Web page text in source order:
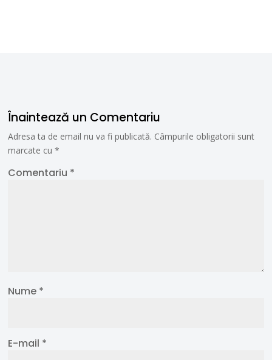
Înaintează un Comentariu
Adresa ta de email nu va fi publicată. Câmpurile obligatorii sunt
marcate cu*
Comentariu *
Nume *
E-mail *